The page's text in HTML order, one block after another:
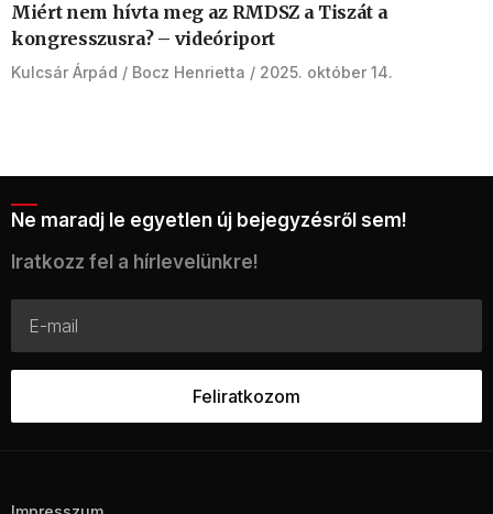
Miért nem hívta meg az RMDSZ a Tiszát a
kongresszusra? – videóriport
Kulcsár Árpád Bocz Henrietta 2025. október 14.
Ne maradj le egyetlen új bejegyzésről sem!
Iratkozz fel a hírlevelünkre!